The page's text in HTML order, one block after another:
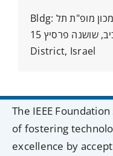
Bldg: בתוך מכללת לווינסקי לחינוך, מכון מופ"ת תל
אביב, שושנה פרסיץ 15, Tel Aviv, Tel Aviv
District, Israel
The IEEE
of fostering
excellence by